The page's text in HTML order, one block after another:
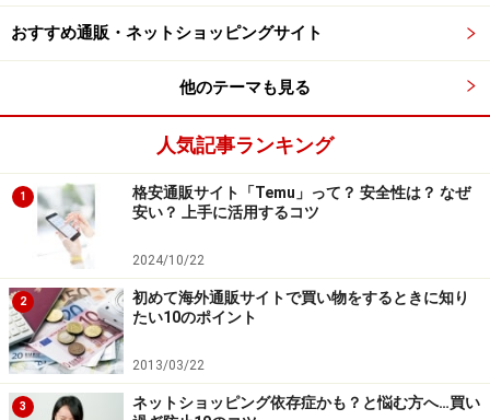
額を見て我に返ったところで、カートの中身を空にする
10. 家計簿で使った分をしっかり把握する
家計簿をつけて、どこで何をどのくらい使っているのか
を自分でしっかり把握しておくことも重要です。『マネ
ーフォワード ME』のようなスマホの家計簿アプリや、
インターネット上で使えるWEB家計簿サービスなどもた
くさんありますので、活用してみてもいいですね。
毎月の支払いに追われてしまうと、楽しいはずのお買い
物も楽しくなくなってしまいます。無理のないお買い物
おすすめ通販・ネットショッピングサイト
他のテーマも見る
人気記事ランキング
1
格安通販サイト「Temu」って？ 安全性は？ なぜ
安い？ 上手に活用するコツ
2024/10/22
2
初めて海外通販サイトで買い物をするときに知り
たい10のポイント
2013/03/22
3
ネットショッピング依存症かも？と悩む方へ…買い